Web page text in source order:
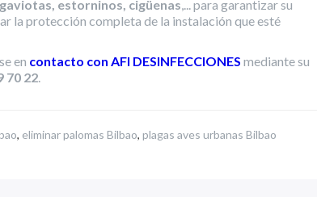
gaviotas, estorninos, cigüenas,... para garantizar su
la protección completa de la instalación que esté
en contacto con AFI DESINFECCIONES mediante su
70 22.
, eliminar palomas Bilbao, plagas aves urbanas Bilbao